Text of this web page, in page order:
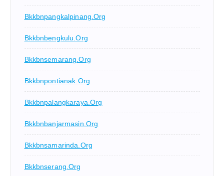
Bkkbnpangkalpinang.org
Bkkbnbengkulu.org
Bkkbnsemarang.org
Bkkbnpontianak.org
Bkkbnpalangkaraya.org
Bkkbnbanjarmasin.org
Bkkbnsamarinda.org
Bkkbnserang.org